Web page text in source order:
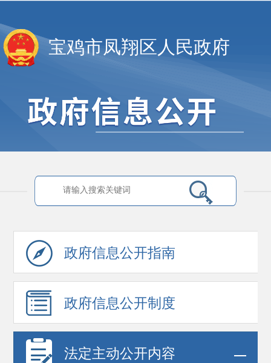
宝鸡市凤翔区人民政府
政府信息公开指南
政府信息公开制度
法定主动公开内容